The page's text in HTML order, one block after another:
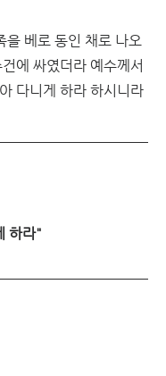
베로 동인 채로 나오
에 싸였더라 예수께서
다니게 하라 하시니라
하라"